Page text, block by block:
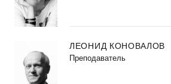
ЛЕОНИД КОНОВАЛОВ
Преподаватель